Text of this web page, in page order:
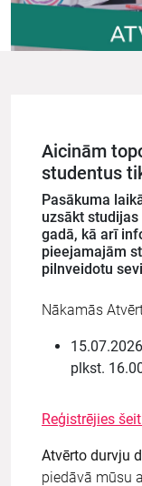
Aicinām
studentus
Pasākuma
uzsākt studijas
gadā, kā arī
pieejamajām
pilnveidotu
Nākamās
plkst.
Reģistrējies
Atvērto durvju
piedāvā mūsu